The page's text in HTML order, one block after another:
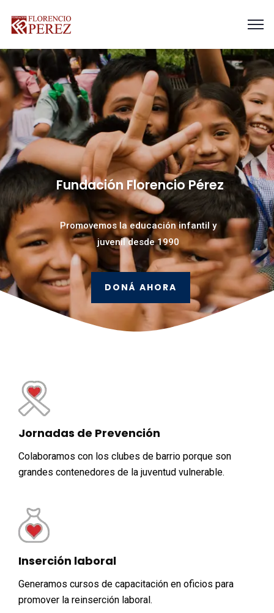
Promovemos la educación infantil y
juvenil desde 1990
Fundación Florencio Pérez
DONÁ AHORA
Jornadas de Prevención
Colaboramos con los clubes de barrio porque son
grandes contenedores de la juventud vulnerable.
Inserción laboral
Generamos cursos de capacitación en oficios para
promover la reinserción laboral.